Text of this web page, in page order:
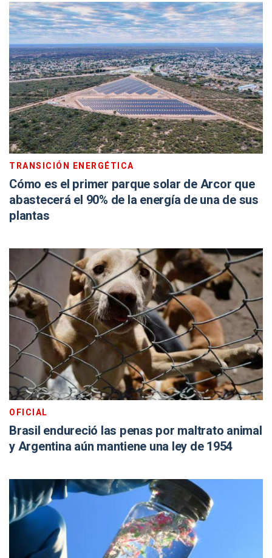
TRANSICIÓN ENERGÉTICA
Cómo es el primer parque solar de Arcor que
abastecerá el 90% de la energía de una de sus
plantas
OFICIAL
Brasil endureció las penas por maltrato animal
y Argentina aún mantiene una ley de 1954